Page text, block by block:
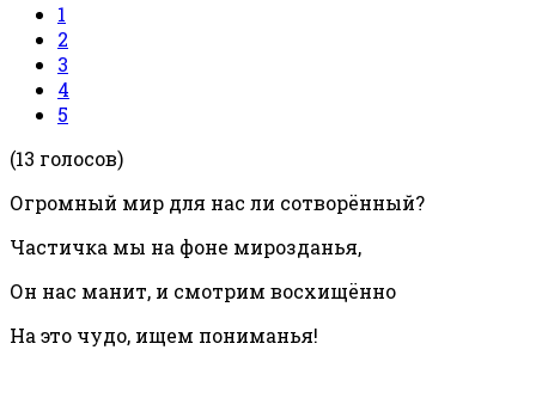
1
2
3
4
5
(13 голосов)
Огромный мир для нас ли сотворённый?
Частичка мы на фоне мирозданья,
Он нас манит, и смотрим восхищённо
На это чудо, ищем пониманья!